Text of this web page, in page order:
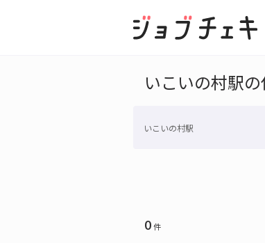
いこいの村駅
いこいの村駅
0件